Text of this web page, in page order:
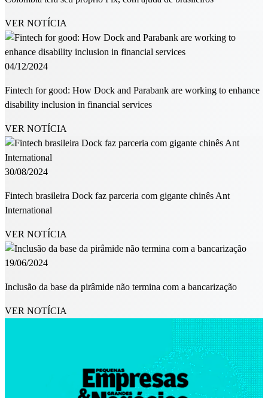
VER NOTÍCIA
04/12/2024
Fintech for good: How Dock and Parabank are working to enhance
disability inclusion in financial services
VER NOTÍCIA
30/08/2024
Fintech brasileira Dock faz parceria com gigante chinês Ant
International
VER NOTÍCIA
19/06/2024
Inclusão da base da pirâmide não termina com a bancarização
VER NOTÍCIA